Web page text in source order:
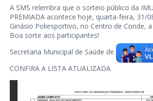
A SMS relembra que o sorteio público da
PREMIADA acontece hoje, quarta-feira, 31/
Ginásio Poliesportivo, no Centro de Conde,
Boa sorte aos participantes!
Secretaria Municipal de Saúde de Conde
CONFIRA A LISTA ATUALIZADA